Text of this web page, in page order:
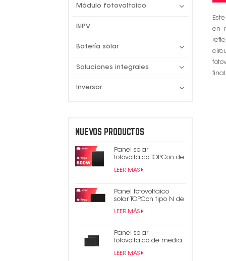
Módulo fotovoltaico
BIPV
Batería solar
Soluciones integrales
Inversor
NUEVOS PRODUCTOS
Panel solar
fotovoltaico TOPCon de
600 W tipo N
LEER MÁS
Panel fotovoltaico
solar TOPCon tipo N de
450 W y 440 W
completamente negro
LEER MÁS
Panel solar
fotovoltaico de media
celda mono Perc 182
mm de alta eficiencia
LEER MÁS
en